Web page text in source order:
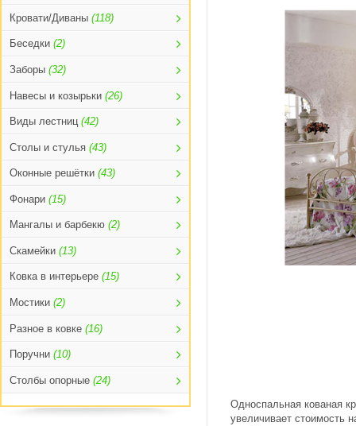
Кровати/Диваны (118)
Беседки (2)
Заборы (32)
Навесы и козырьки (26)
Виды лестниц (42)
Столы и стулья (43)
Оконные решётки (43)
Фонари (15)
Мангалы и барбекю (2)
Скамейки (13)
Ковка в интерьере (15)
Мостики (2)
Разное в ковке (16)
Поручни (10)
Столбы опорные (24)
Односпальная кованая
увеличивает стоимость